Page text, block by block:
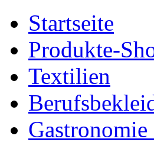
Startseite
Produkte-
Textilien
Gastronomie